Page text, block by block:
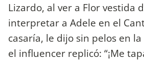
Lizardo, al ver a Flor vestida
interpretar a Adele en el
casaría, le dijo sin pelos en
el influencer replicó: “¡Me